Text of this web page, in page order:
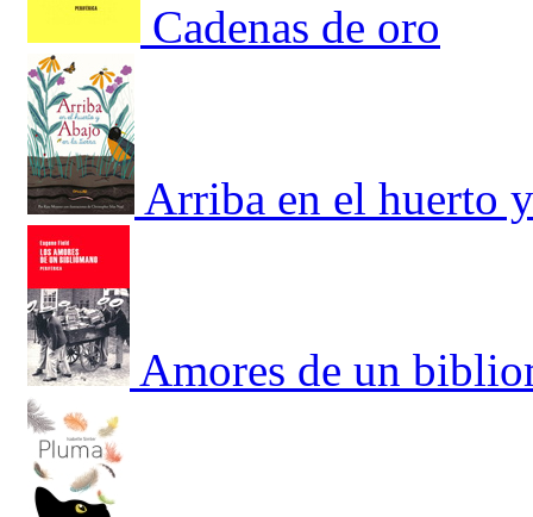
Cadenas de oro
Arriba en el huerto
Amores de un